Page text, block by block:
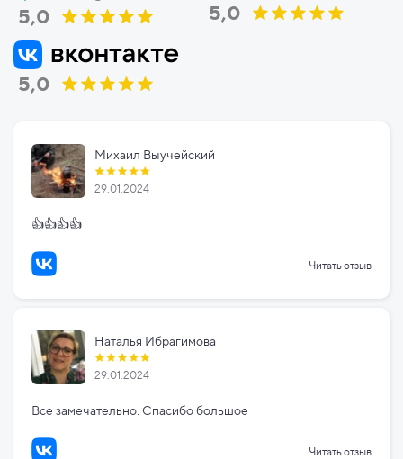
5,0 5,0
5,0
Михаил Выучейский
29.01.2024
👍👍👍👍
Читать отзыв
Наталья Ибрагимова
29.01.2024
Все замечательно. Спасибо большое
Читать отзыв